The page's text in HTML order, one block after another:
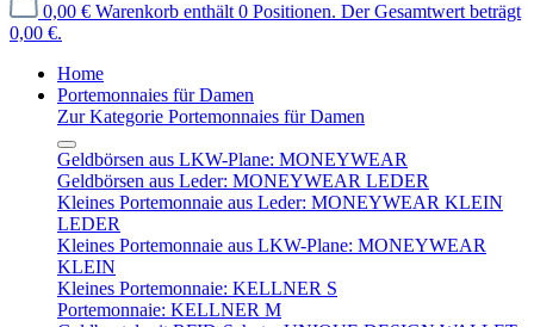
0,00 € Warenkorb enthält 0 Positionen. Der Gesamtwert beträgt
0,00 €.
Home
Portemonnaies für Damen
Zur Kategorie Portemonnaies für Damen
Geldbörsen aus LKW-Plane: MONEYWEAR
Geldbörsen aus Leder: MONEYWEAR LEDER
Kleines Portemonnaie aus Leder: MONEYWEAR KLEIN
LEDER
Kleines Portemonnaie aus LKW-Plane: MONEYWEAR
KLEIN
Kleines Portemonnaie: KELLNER S
Portemonnaie: KELLNER M